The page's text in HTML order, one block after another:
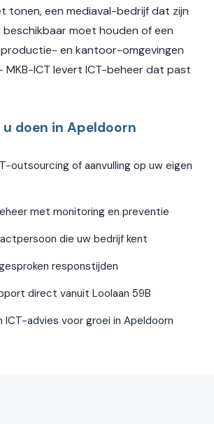
tonen, een mediaval-bedrijf dat zijn
moet houden of een
en kantoor-omgevingen
ICT levert ICT-beheer dat past
doen in Apeldoorn
outsourcing of aanvulling op uw eigen
met monitoring en preventie
die uw bedrijf kent
responstijden
direct vanuit Loolaan 59B
advies voor groei in Apeldoorn